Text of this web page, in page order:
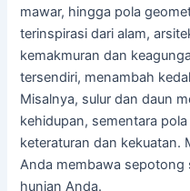
mawar, hingga pola
terinspirasi dari alam,
kemakmuran dan
tersendiri, menambah
Misalnya, sulur dan daun
kehidupan, sementara
keteraturan dan kekuatan.
Anda membawa sepotong
hunian Anda.